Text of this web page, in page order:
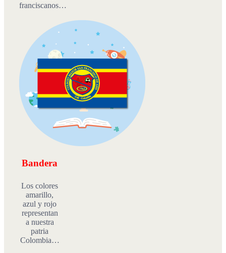
franciscanos…
Bandera
Los colores
amarillo,
azul y rojo
representan
a nuestra
patria
Colombia…